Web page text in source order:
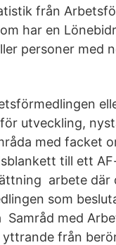
från
har en
personer med
utveckling,
med facket
till ett
arbete där
som
med
från